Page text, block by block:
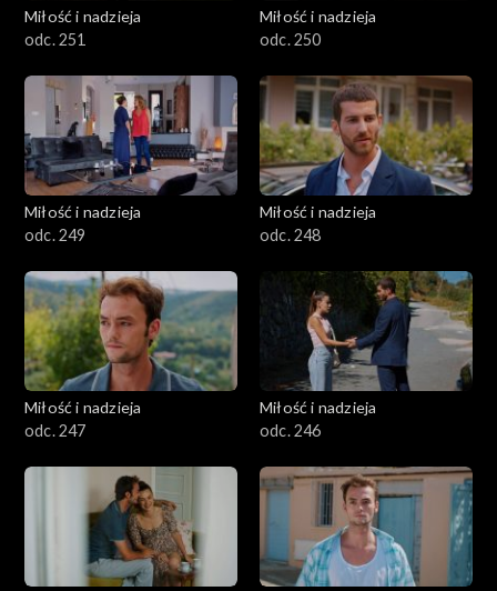
Miłość i nadzieja
odc. 251
Miłość i nadzieja
odc. 250
Miłość i nadzieja
odc. 249
Miłość i nadzieja
odc. 248
Miłość i nadzieja
odc. 247
Miłość i nadzieja
odc. 246